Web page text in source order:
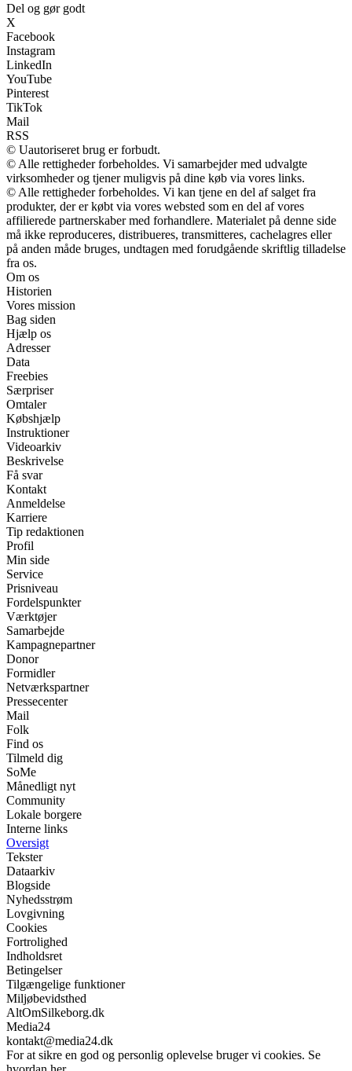
Del og gør godt
X
Facebook
Instagram
LinkedIn
YouTube
Pinterest
TikTok
Mail
RSS
© Uautoriseret brug er forbudt.
© Alle rettigheder forbeholdes. Vi samarbejder med udvalgte
virksomheder og tjener muligvis på dine køb via vores links.
© Alle rettigheder forbeholdes. Vi kan tjene en del af salget fra
produkter, der er købt via vores websted som en del af vores
affilierede partnerskaber med forhandlere. Materialet på denne side
må ikke reproduceres, distribueres, transmitteres, cachelagres eller
på anden måde bruges, undtagen med forudgående skriftlig tilladelse
fra os.
Om os
Historien
Vores mission
Bag siden
Hjælp os
Adresser
Data
Freebies
Særpriser
Omtaler
Købshjælp
Instruktioner
Videoarkiv
Beskrivelse
Få svar
Kontakt
Anmeldelse
Karriere
Tip redaktionen
Profil
Min side
Service
Prisniveau
Fordelspunkter
Værktøjer
Samarbejde
Kampagnepartner
Donor
Formidler
Netværkspartner
Pressecenter
Mail
Folk
Find os
Tilmeld dig
SoMe
Månedligt nyt
Community
Lokale borgere
Interne links
Oversigt
Tekster
Dataarkiv
Blogside
Nyhedsstrøm
Lovgivning
Cookies
Fortrolighed
Indholdsret
Betingelser
Tilgængelige funktioner
Miljøbevidsthed
AltOmSilkeborg.dk
Media24
kontakt@media24.dk
For at sikre en god og personlig oplevelse bruger vi cookies. Se